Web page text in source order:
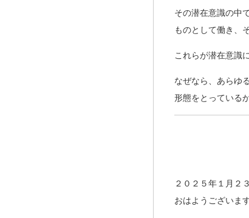
その潜在意識の中
ものとして働き、
これらが潜在意識
なぜなら、あらゆ
形態をとっている
２０２５年１月２
おはようございま